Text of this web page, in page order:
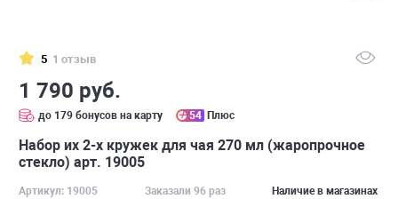
5 1 отзыв
1 790 руб.
до 179 бонусов на карту 54 Плюс
Набор их 2-х кружек для чая 270 мл (жаропрочное
стекло) арт. 19005
Артикул: 19005 Заказали 96 раз Наличие в магазинах